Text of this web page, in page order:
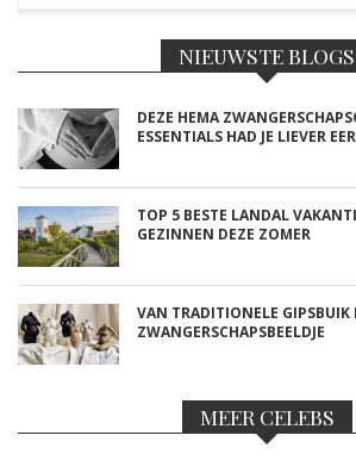
NIEUWSTE BLOGS
DEZE HEMA
ESSENTIALS HAD JE LIEVER
TOP 5 BESTE LANDAL
GEZINNEN DEZE ZOMER
VAN TRADITIONELE GIPSBUIK
ZWANGERSCHAPSBEELDJE
MEER CELEBS